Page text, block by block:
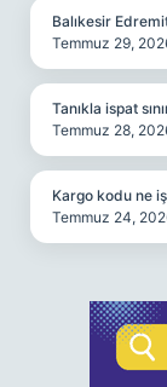
Balıkesir
Temmuz 29,
Tanıkla ispat
Temmuz 28,
Kargo kodu ne
Temmuz 24,